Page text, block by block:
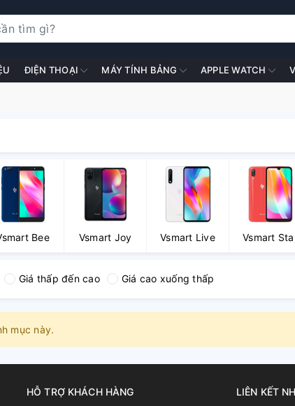
ĐIỆN THOẠI MÁY TÍNH BẢNG APPLE WATCH
Bee Vsmart Joy Vsmart Live Vsmart
Giá thấp đến cao Giá cao xuống thấp
mục này.
HỖ TRỢ KHÁCH HÀNG
LIÊN KẾT